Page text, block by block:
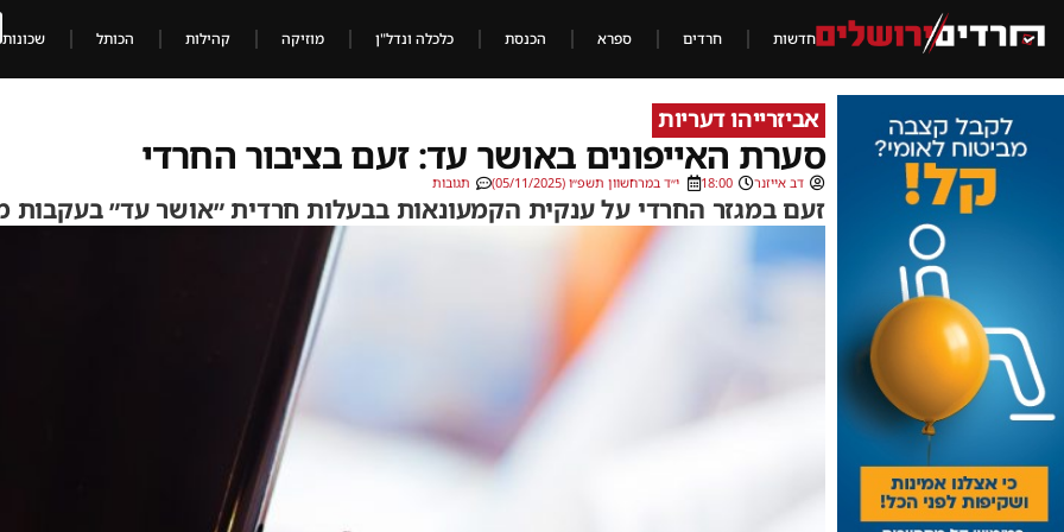
חדשות חרדים ספרא הכנסת כלכלה ונדל"ן מוזיקה קהילות הכותל שכונות
אביזרייהו דעריות
סערת האייפונים באושר עד: זעם בציבור החרדי
דב אייזנר 18:00 י״ד במרחשוון תשפ״ו (05/11/2025) תגובות
זעם במגזר החרדי על ענקית הקמעונאות בבעלות חרדית ״אושר עד״ בעקבות